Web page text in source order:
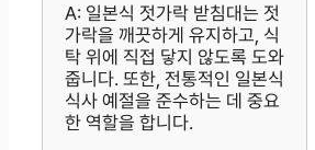
A: 일본식 젓가락 받침대는 젓
가락을 깨끗하게 유지하고, 식
탁 위에 직접 닿지 않도록 도와
줍니다. 또한, 전통적인 일본식
식사 예절을 준수하는 데 중요
한 역할을 합니다.